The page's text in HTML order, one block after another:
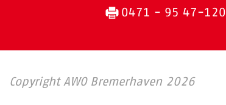
0471 - 95 47-120
Copyright AWO Bremerhaven 2026